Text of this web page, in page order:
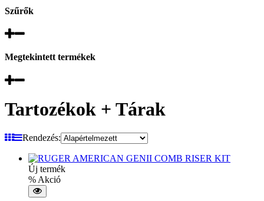
Szűrők
Megtekintett termékek
Tartozékok + Tárak
Rendezés:
Új termék
% Akció